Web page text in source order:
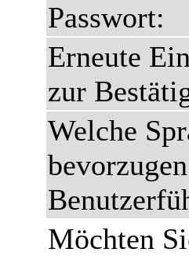
Passwort:
Erneute
zur
Welche
Möchten